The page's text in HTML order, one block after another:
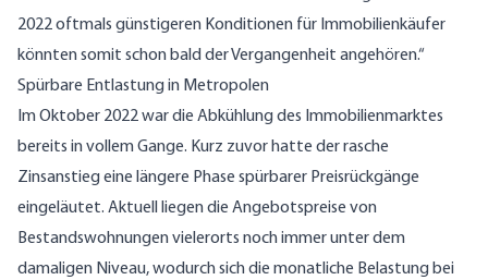
2022 oftmals günstigeren Konditionen für Immobilienkäufer
könnten somit schon bald der Vergangenheit angehören.“
Spürbare Entlastung in Metropolen
Im Oktober 2022 war die Abkühlung des Immobilienmarktes
bereits in vollem Gange. Kurz zuvor hatte der rasche
Zinsanstieg eine längere Phase spürbarer Preisrückgänge
eingeläutet. Aktuell liegen die Angebotspreise von
Bestandswohnungen vielerorts noch immer unter dem
damaligen Niveau, wodurch sich die monatliche Belastung bei